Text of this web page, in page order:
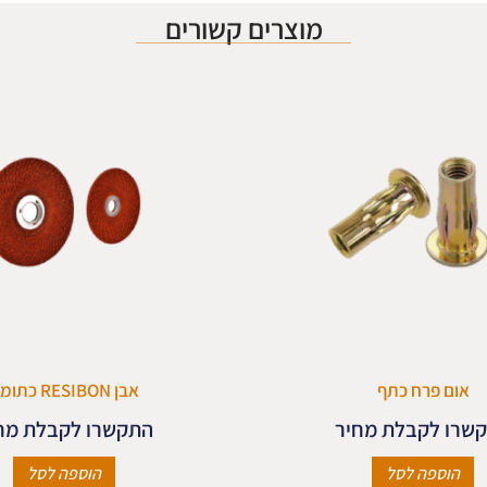
מוצרים קשורים
אום פרח כתף
לקבלת מחיר
הוספה לסל
אבן RESIBON כתומה
התקשרו לקבלת
הוספה לסל